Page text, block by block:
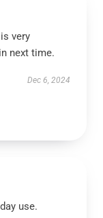
very
next time.
Dec 6, 2024
use.